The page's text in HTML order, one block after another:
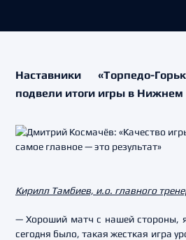
Наставники «Торпедо-
подвели итоги игры в Нижнем
Кирилл Тамбиев, и.о. главного
— Хороший матч с нашей стороны,
сегодня было, такая жесткая игра